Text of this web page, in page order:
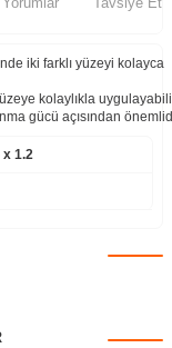
iki farklı yüzeyi kolayca
kolaylıkla
gücü açısından
x 1.2